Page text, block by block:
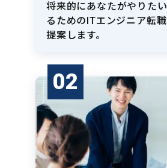
将来的にあなたがやりた
るためのITエンジニア転
提案します。
02